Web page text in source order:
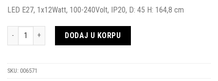
LED E27, 1x12Watt, 100-240Volt, IP20, D: 45 H: 164,8 cm
Količina DODAJ U KORPU
SKU: 006571